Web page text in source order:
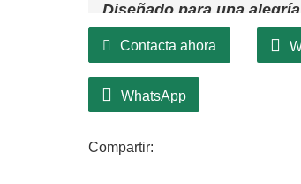
Diseñado para una
nuestra corona navideña
materiales de primera
forma y plenitud durante
Contacta ahora
WhatsApp
Compartir: